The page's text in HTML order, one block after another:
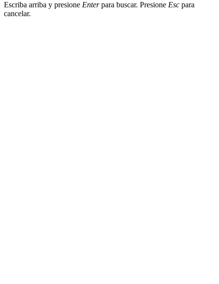
Escriba arriba y presione Enterpara buscar. Presione Esc para
cancelar.